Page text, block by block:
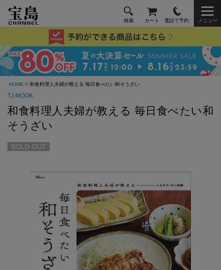
検索 カート 電話で予約 メニュー
HOME > 和食料理人夫婦が教える 毎日食べたい和そうざい
TJ MOOK
和食料理人夫婦が教える 毎日食べたい和
そうざい
SOLD OUT